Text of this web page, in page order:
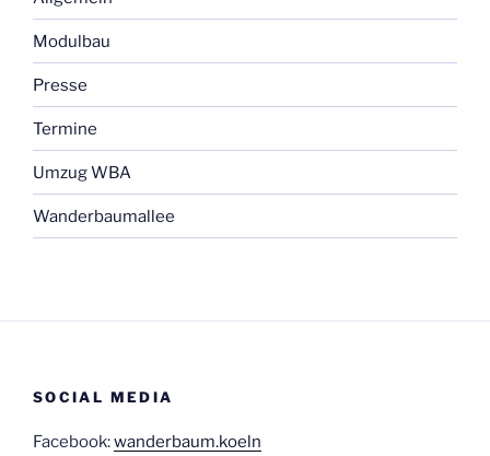
Modulbau
Presse
Termine
Umzug WBA
Wanderbaumallee
SOCIAL MEDIA
Facebook:wanderbaum.koeln